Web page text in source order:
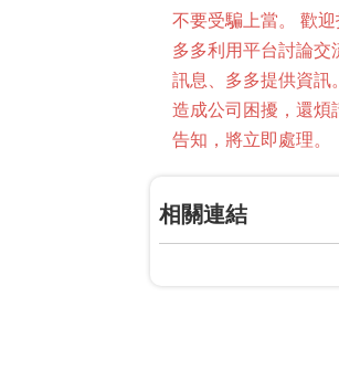
不要受騙上當。 歡迎
多多利用平台討論交
訊息、多多提供資訊
造成公司困擾，還煩
告知，將立即處理。
相關連結